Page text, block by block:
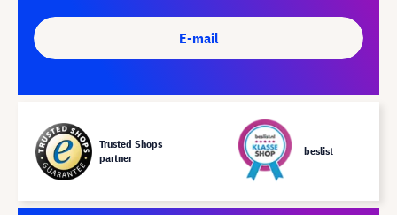
E-mail
Trusted Shops
partner
beslist